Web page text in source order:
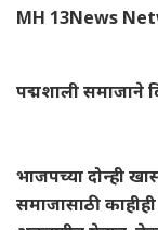
MH 13News
पद्मशाली समाजाने
भाजपच्या दोन्ही
समाजासाठी